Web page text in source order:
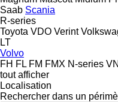
Saab Scania
R-series
Toyota VDO Verint
LT
Volvo
FH FL FM FMX N-series
tout afficher
Localisation
Rechercher dans un